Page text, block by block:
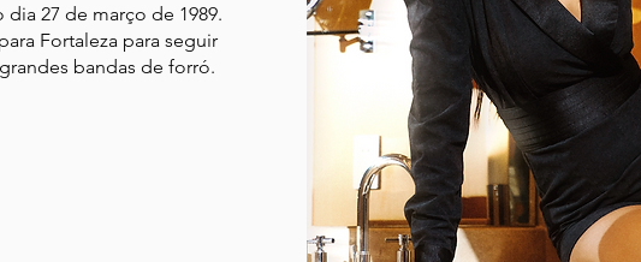
27 de março de 1989.
Fortaleza para seguir
bandas de forró.